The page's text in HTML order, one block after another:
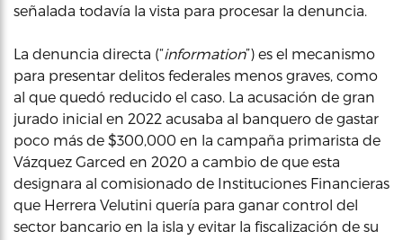
señalada todavía la vista para procesar la denuncia.
La denuncia directa (“information”) es el mecanismo
para presentar delitos federales menos graves, como
al que quedó reducido el caso. La acusación de gran
jurado inicial en 2022 acusaba al banquero de gastar
poco más de $300,000 en la campaña primarista de
Vázquez Garced en 2020 a cambio de que esta
designara al comisionado de Instituciones Financieras
que Herrera Velutini quería para ganar control del
sector bancario en la isla y evitar la fiscalización de su